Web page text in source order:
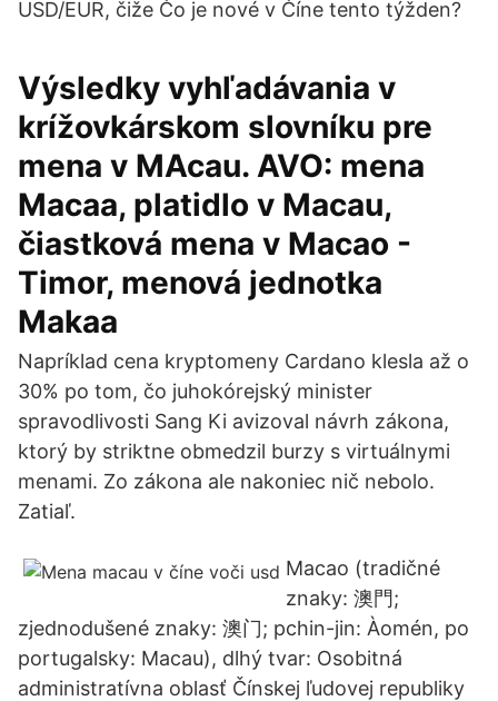
USD/EUR, čiže Čo je nové v Číne tento týžden?
Výsledky vyhľadávania v
krížovkárskom slovníku pre
mena v MAcau. AVO: mena
Macaa, platidlo v Macau,
čiastková mena v Macao -
Timor, menová jednotka
Makaa
Napríklad cena kryptomeny Cardano klesla až o
30% po tom, čo juhokórejský minister
spravodlivosti Sang Ki avizoval návrh zákona,
ktorý by striktne obmedzil burzy s virtuálnymi
menami. Zo zákona ale nakoniec nič nebolo.
Zatiaľ.
Macao (tradičné
znaky: 澳門;
zjednodušené znaky: 澳门; pchin-jin: Àomén, po
portugalsky: Macau), dlhý tvar: Osobitná
administratívna oblasť Čínskej ľudovej republiky